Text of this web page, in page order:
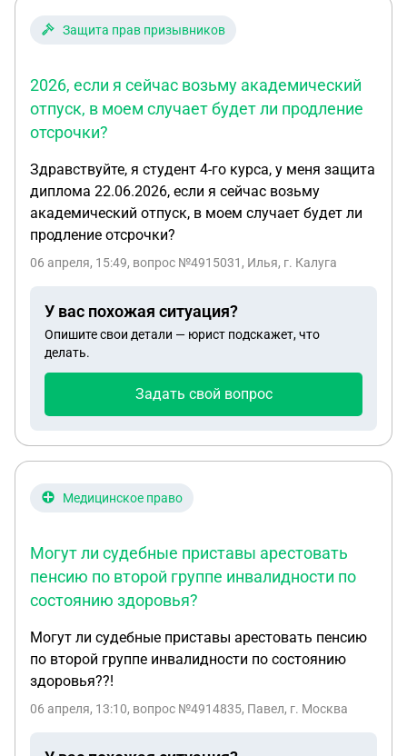
Защита прав призывников
2026, если я сейчас возьму академический
отпуск, в моем случает будет ли продление
отсрочки?
Здравствуйте, я студент 4-го курса, у меня защита
диплома 22.06.2026, если я сейчас возьму
академический отпуск, в моем случает будет ли
продление отсрочки?
06 апреля, 15:49, вопрос №4915031, Илья, г. Калуга
У вас похожая ситуация?
Опишите свои детали — юрист подскажет, что
делать.
Задать свой вопрос
Медицинское право
Могут ли судебные приставы арестовать
пенсию по второй группе инвалидности по
состоянию здоровья?
Могут ли судебные приставы арестовать пенсию
по второй группе инвалидности по состоянию
здоровья??!
06 апреля, 13:10, вопрос №4914835, Павел, г. Москва